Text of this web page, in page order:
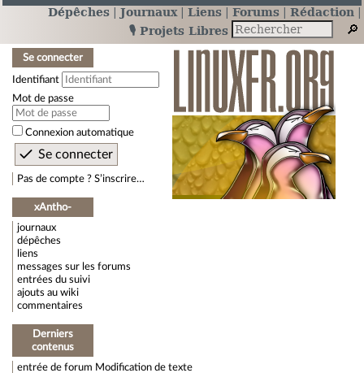
Dépêches Journaux Liens Forums
Rédaction
🎙️ Projets Libres
Se connecter
Identifiant
Mot de passe
Connexion automatique
Pas de compte ? S’inscrire…
xAntho-
journaux
dépêches
liens
messages sur les forums
entrées du suivi
ajouts au wiki
commentaires
Derniers
contenus
entrée de forum Modification de texte